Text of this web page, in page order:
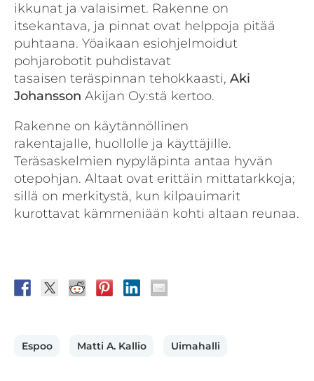
ikkunat ja valaisimet. Rakenne on
itsekantava, ja pinnat ovat helppoja pitää
puhtaana. Yöaikaan esiohjelmoidut
pohjarobotit puhdistavat
tasaisen teräspinnan tehokkaasti, Aki
Johansson Akijan Oy:stä kertoo.
Rakenne on käytännöllinen
rakentajalle, huollolle ja käyttäjille.
Teräsaskelmien nypyläpinta antaa hyvän
otepohjan. Altaat ovat erittäin mittatarkkoja;
sillä on merkitystä, kun kilpauimarit
kurottavat kämmeniään kohti altaan reunaa.
Espoo Matti A. Kallio Uimahalli